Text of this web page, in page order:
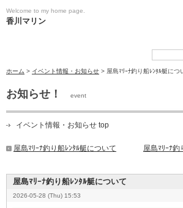
Welcome to my home page.
香川マリン
ホーム > イベント情報・お知らせ > 屋島ﾏﾘｰﾅ釣り船ﾚﾝﾀﾙ艇につ
お知らせ！ event
イベント情報・お知らせ top
屋島ﾏﾘｰﾅ釣り船ﾚﾝﾀﾙ艇について
屋島ﾏﾘｰﾅ釣
屋島ﾏﾘｰﾅ釣り船ﾚﾝﾀﾙ艇について
2026-05-28 (Thu) 15:53